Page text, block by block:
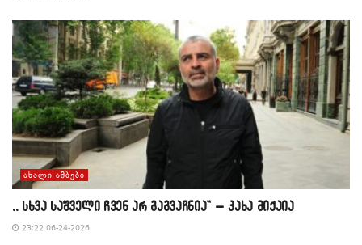
ᲐᲮᲐᲚᲘ ᲐᲛᲑᲔᲑᲘ
,, სხვა საშველი ჩვენ არ გაგვაჩნია” – კახა მიქაია
23:22 06-24-2026